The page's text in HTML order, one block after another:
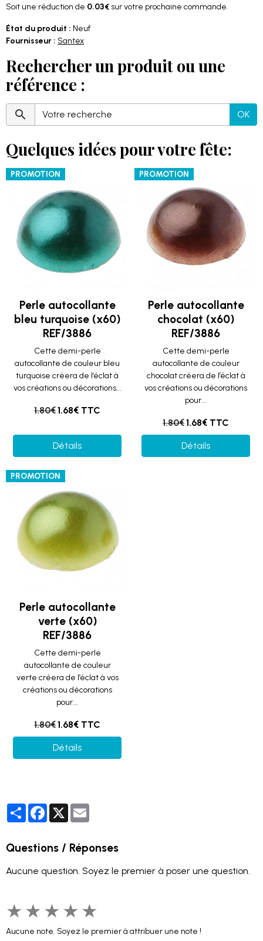
Soit une réduction de 0.03€ sur votre prochaine commande.
État du produit : Neuf
Fournisseur : Santex
Rechercher un produit ou une
référence :
OK
Quelques idées pour votre fête:
PROMOTION
Perle autocollante
bleu turquoise (x60)
REF/3886
Cette demi-perle
autocollante de couleur bleu
turquoise créera de l’éclat à
vos créations ou décorations...
1.80€1.68€ TTC
Détails
PROMOTION
Perle autocollante
chocolat (x60)
REF/3886
Cette demi-perle
autocollante de couleur
chocolat créera de l’éclat à
vos créations ou décorations
pour...
1.80€1.68€ TTC
Détails
PROMOTION
Perle autocollante
verte (x60)
REF/3886
Cette demi-perle
autocollante de couleur
verte créera de l’éclat à vos
créations ou décorations
pour...
1.80€1.68€ TTC
Détails
PartagerFacebook
X
Questions / Réponses
Aucune question. Soyez le premier à poser une question.
★ ★ ★ ★ ★
Aucune note. Soyez le premier à attribuer une note !